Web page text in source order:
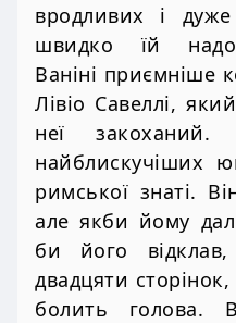
вродливих і
швидко їй
Ваніні приємніше
Лівіо Савеллі,
неї
найблискучіших
римської знаті.
але якби йому
би його
двадцяти
болить голова.